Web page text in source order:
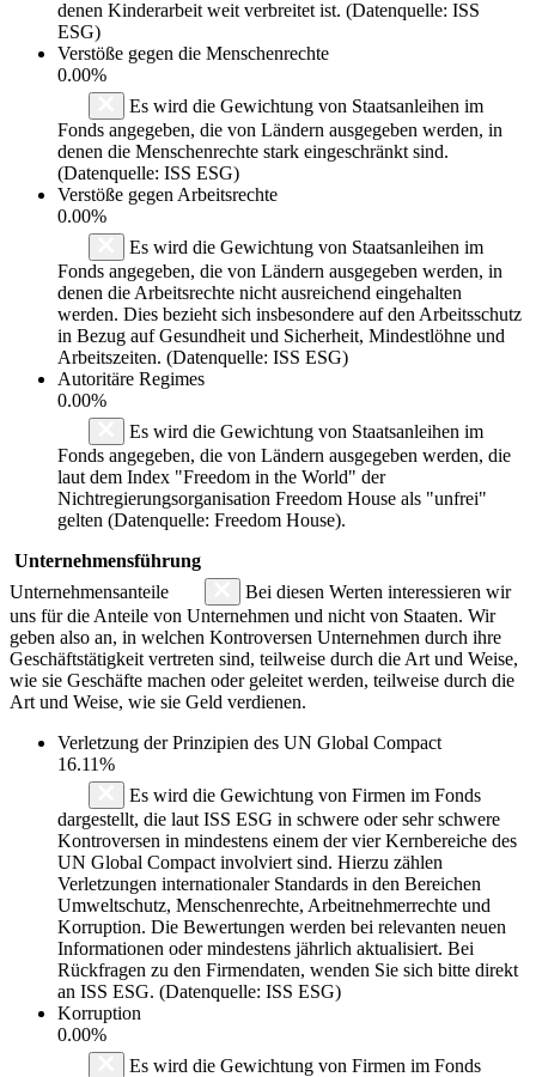
denen Kinderarbeit weit verbreitet ist. (Datenquelle: ISS
ESG)
Verstöße gegen die Menschenrechte
0.00%
Es wird die Gewichtung von Staatsanleihen im
Fonds angegeben, die von Ländern ausgegeben werden, in
denen die Menschenrechte stark eingeschränkt sind.
(Datenquelle: ISS ESG)
Verstöße gegen Arbeitsrechte
0.00%
Es wird die Gewichtung von Staatsanleihen im
Fonds angegeben, die von Ländern ausgegeben werden, in
denen die Arbeitsrechte nicht ausreichend eingehalten
werden. Dies bezieht sich insbesondere auf den Arbeitsschutz
in Bezug auf Gesundheit und Sicherheit, Mindestlöhne und
Arbeitszeiten. (Datenquelle: ISS ESG)
Autoritäre Regimes
0.00%
Es wird die Gewichtung von Staatsanleihen im
Fonds angegeben, die von Ländern ausgegeben werden, die
laut dem Index "Freedom in the World" der
Nichtregierungsorganisation Freedom House als "unfrei"
gelten (Datenquelle: Freedom House).
Unternehmensführung
Unternehmensanteile
Bei diesen Werten interessieren wir
uns für die Anteile von Unternehmen und nicht von Staaten. Wir
geben also an, in welchen Kontroversen Unternehmen durch ihre
Geschäftstätigkeit vertreten sind, teilweise durch die Art und Weise,
wie sie Geschäfte machen oder geleitet werden, teilweise durch die
Art und Weise, wie sie Geld verdienen.
Verletzung der Prinzipien des UN Global Compact
16.11%
Es wird die Gewichtung von Firmen im Fonds
dargestellt, die laut ISS ESG in schwere oder sehr schwere
Kontroversen in mindestens einem der vier Kernbereiche des
UN Global Compact involviert sind. Hierzu zählen
Verletzungen internationaler Standards in den Bereichen
Umweltschutz, Menschenrechte, Arbeitnehmerrechte und
Korruption. Die Bewertungen werden bei relevanten neuen
Informationen oder mindestens jährlich aktualisiert. Bei
Rückfragen zu den Firmendaten, wenden Sie sich bitte direkt
an ISS ESG. (Datenquelle: ISS ESG)
Korruption
0.00%
Es wird die Gewichtung von Firmen im Fonds